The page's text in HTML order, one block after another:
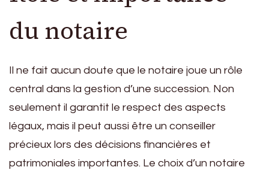
du notaire
Il ne fait aucun doute que le notaire joue un rôle
central dans la gestion d’une succession. Non
seulement il garantit le respect des aspects
légaux, mais il peut aussi être un conseiller
précieux lors des décisions financières et
patrimoniales importantes. Le choix d’un notaire